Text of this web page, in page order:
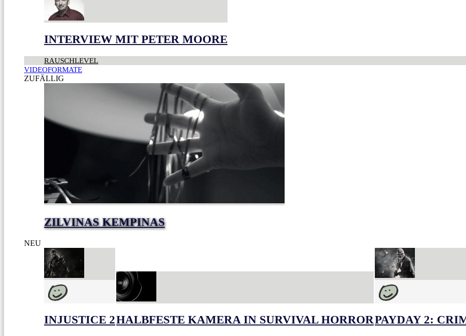
INTERVIEW MIT PETER MOORE
RAUSCHLEVEL
VIDEOFORMATE
ZUFÄLLIG
ZILVINAS KEMPINAS
NEU
INJUSTICE 2HALBFESTE KAMERA IN SURVIVAL HORRORPAYDAY 2: